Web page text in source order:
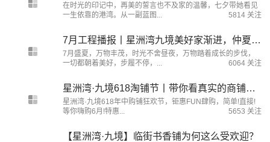
在时光的印记中，再美的誓言也不及家的温馨，七夕带她看见
一生依靠的港湾。从一副蓝图...
5814 关注
7月工程播报丨星洲湾九境美好家渐进，仲夏阅佳音
7月盛夏，万物丰茂，时光不舍昼夜，万物踏着成长的步伐，
一切都朝着美好，步履不停，...
6064 关注
星洲湾·九境618淘铺节丨带你看真实的商铺经济学！
星洲湾·九境618年中购铺狂欢节，钜惠FUN肆购，简单!直接!
等你嗨购6月!特惠...
5653 关注
【星洲湾·九境】临街书香铺为何这么受欢迎？